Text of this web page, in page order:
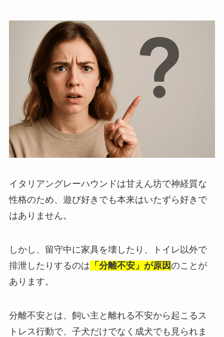
イタリアングレーハウンドは甘えん坊で神経質な
性格のため、遊び好きでも本来はいたずら好きで
はありません。
しかし、留守中に家具を壊したり、トイレ以外で
排泄したりするのは 「分離不安」が原因のことが
あります。
分離不安とは、飼い主と離れる不安から起こるス
トレス行動で、子犬だけでなく成犬でも見られま